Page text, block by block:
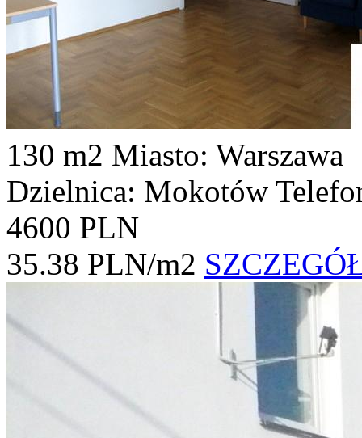
130 m2 Miasto: Warszawa
Dzielnica: Mokotów
4600 PLN
35.38 PLN/m2